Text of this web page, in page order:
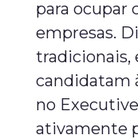
para ocupar
empresas.
tradicionais,
candidatam
no
ativamente